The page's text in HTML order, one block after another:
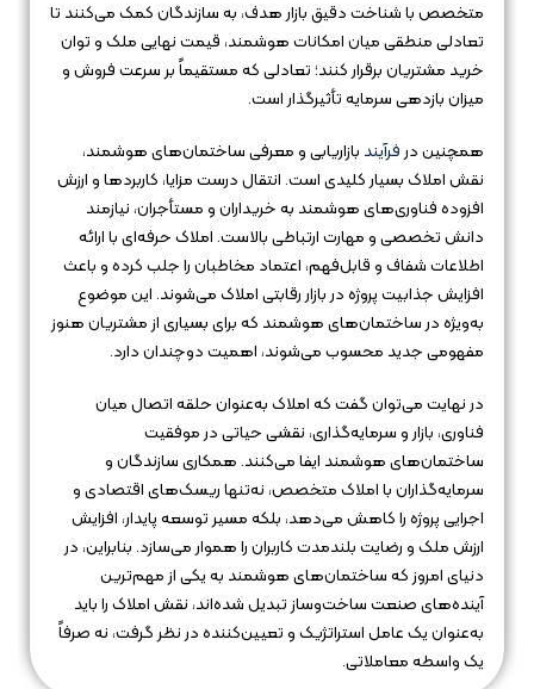
متخصص با شناخت دقیق بازار هدف، به سازندگان کمک می‌کنند تا
تعادلی منطقی میان امکانات هوشمند، قیمت نهایی ملک و توان
خرید مشتریان برقرار کنند؛ تعادلی که مستقیماً بر سرعت فروش و
میزان بازدهی سرمایه تأثیرگذار است.
همچنین درفرآیند بازاریابی و معرفی ساختمان‌های هوشمند،
نقش املاک بسیار کلیدی است. انتقال درست مزایا، کاربردها و ارزش
افزوده فناوری‌های هوشمند به خریداران و مستأجران، نیازمند
دانش تخصصی و مهارت ارتباطی بالاست. املاک حرفه‌ای با ارائه
اطلاعات شفاف و قابل‌فهم، اعتماد مخاطبان را جلب کرده و باعث
افزایش جذابیت پروژه در بازار رقابتی املاک می‌شوند. این موضوع
به‌ویژه در ساختمان‌های هوشمند که برای بسیاری از مشتریان هنوز
مفهومی جدید محسوب می‌شوند، اهمیت دوچندان دارد.
در نهایت می‌توان گفت که املاک به‌عنوان حلقه اتصال میان
فناوری، بازار و سرمایه‌گذاری، نقشی حیاتی در موفقیت
ساختمان‌های هوشمند ایفا می‌کنند. همکاری سازندگان و
سرمایه‌گذاران با املاک متخصص، نه‌تنها ریسک‌های اقتصادی و
اجرایی پروژه را کاهش می‌دهد، بلکه مسیر توسعه پایدار، افزایش
ارزش ملک و رضایت بلندمدت کاربران را هموار می‌سازد. بنابراین، در
دنیای امروز که ساختمان‌های هوشمند به یکی از مهم‌ترین
آینده‌های صنعت ساخت‌وساز تبدیل شده‌اند، نقش املاک را باید
به‌عنوان یک عامل استراتژیک و تعیین‌کننده در نظر گرفت، نه صرفاً
یک واسطه معاملاتی.